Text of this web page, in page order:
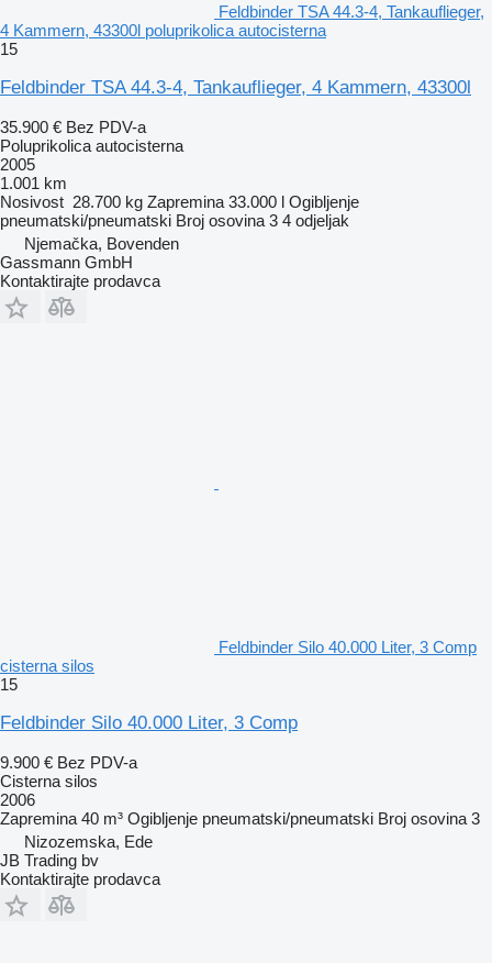
Feldbinder TSA 44.3-4, Tankauflieger,
4 Kammern, 43300l poluprikolica autocisterna
15
Feldbinder TSA 44.3-4, Tankauflieger, 4 Kammern, 43300l
35.900 € Bez PDV-a
Poluprikolica autocisterna
2005
1.001 km
Nosivost 28.700 kg Zapremina 33.000 l Ogibljenje
pneumatski/pneumatski Broj osovina 3 4 odjeljak
Njemačka, Bovenden
Gassmann GmbH
Kontaktirajte prodavca
Feldbinder Silo 40.000 Liter, 3 Comp
cisterna silos
15
Feldbinder Silo 40.000 Liter, 3 Comp
9.900 € Bez PDV-a
Cisterna silos
2006
Zapremina 40 m³ Ogibljenje pneumatski/pneumatski Broj osovina 3
Nizozemska, Ede
JB Trading bv
Kontaktirajte prodavca